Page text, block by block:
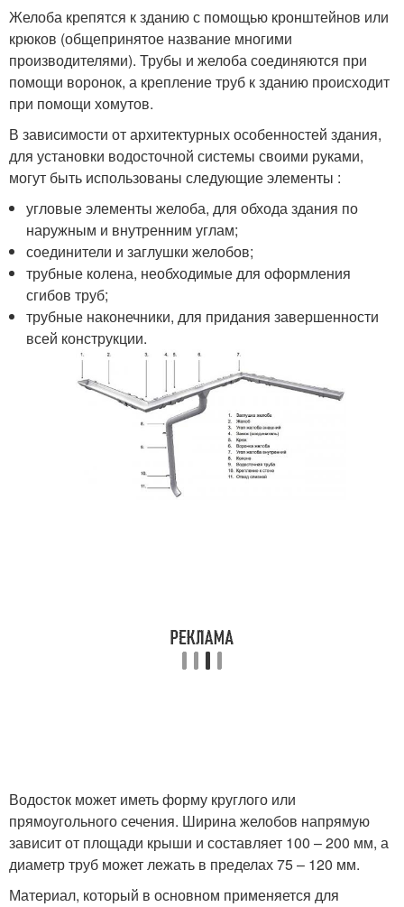
Желоба крепятся к зданию с помощью кронштейнов или
крюков (общепринятое название многими
производителями). Трубы и желоба соединяются при
помощи воронок, а крепление труб к зданию происходит
при помощи хомутов.
В зависимости от архитектурных особенностей здания,
для установки водосточной системы своими руками,
могут быть использованы следующие элементы :
угловые элементы желоба, для обхода здания по
наружным и внутренним углам;
соединители и заглушки желобов;
трубные колена, необходимые для оформления
сгибов труб;
трубные наконечники, для придания завершенности
всей конструкции.
Водосток может иметь форму круглого или
прямоугольного сечения. Ширина желобов напрямую
зависит от площади крыши и составляет 100 – 200 мм, а
диаметр труб может лежать в пределах 75 – 120 мм.
Материал, который в основном применяется для